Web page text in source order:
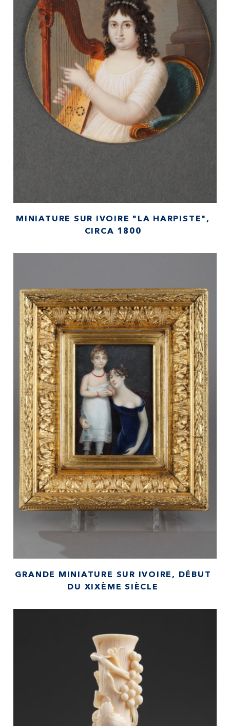
MINIATURE SUR IVOIRE "LA HARPISTE",
CIRCA 1800
GRANDE MINIATURE SUR IVOIRE, DÉBUT
DU XIXÈME SIÈCLE